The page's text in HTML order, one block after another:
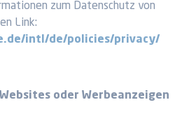
zum Datenschutz von
Link:
intl/de/policies/privacy/
oder Werbeanzeigen